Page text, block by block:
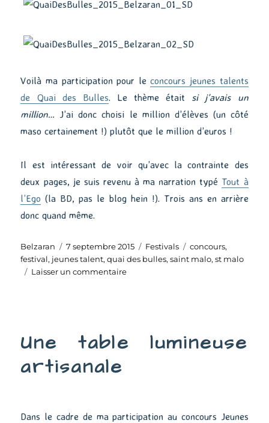
Voilà ma participation pour leconcours jeunes talents
de Quai des Bulles. Le thème était si j’avais un
million…J’ai donc choisi le million d’élèves (un côté
maso certainement !) plutôt que le million d’euros !
Il est intéressant de voir qu’avec la contrainte des
deux pages, je suis revenu à ma narration typé Tout à
l’Ego (la BD, pas le blog hein !). Trois ans en arrière
donc quand même.
Auteur
Belzaran
Publié
le
7 septembre 2015 Catégories
Festivals Étiquettes
concours,
festival, jeunes talent,quai des bulles,saint malo,st malo
Laisser un commentairesur
d’élèves
Une table lumineuse
artisanale
Dans le cadre de ma participation au concours Jeunes